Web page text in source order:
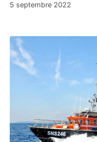
5 septembre 2022